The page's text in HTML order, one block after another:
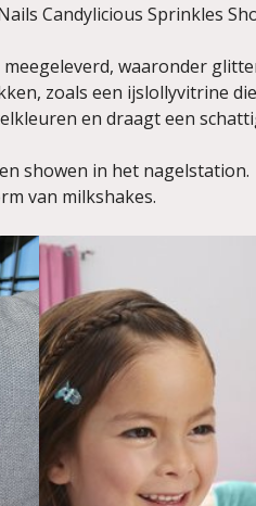
Nails Candylicious
waaronder
zoals een ijslollyvitrine
en draagt een
showen in het nagelstation.
van milkshakes.